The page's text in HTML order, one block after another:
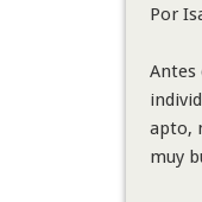
Por
Antes
apto,
muy